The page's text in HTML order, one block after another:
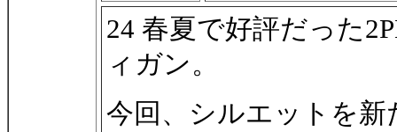
24 春夏で好評だった
ィガン。
今回、シルエットを